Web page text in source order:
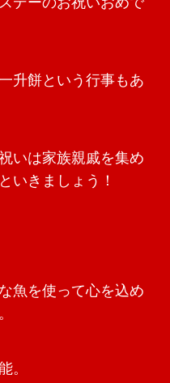
升餅という行事もあ
いは家族親戚を集め
いきましょう！
魚を使って心を込め
。